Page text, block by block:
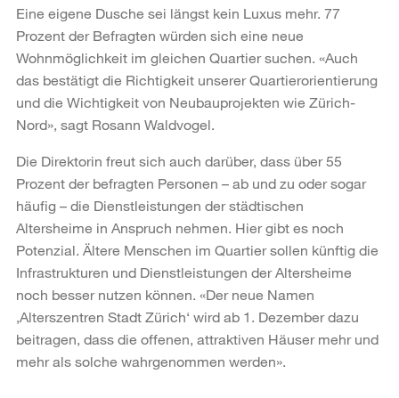
Eine eigene Dusche sei längst kein Luxus mehr. 77
Prozent der Befragten würden sich eine neue
Wohnmöglichkeit im gleichen Quartier suchen. «Auch
das bestätigt die Richtigkeit unserer Quartierorientierung
und die Wichtigkeit von Neubauprojekten wie Zürich-
Nord», sagt Rosann Waldvogel.
Die Direktorin freut sich auch darüber, dass über 55
Prozent der befragten Personen – ab und zu oder sogar
häufig – die Dienstleistungen der städtischen
Altersheime in Anspruch nehmen. Hier gibt es noch
Potenzial. Ältere Menschen im Quartier sollen künftig die
Infrastrukturen und Dienstleistungen der Altersheime
noch besser nutzen können. «Der neue Namen
‚Alterszentren Stadt Zürich‘ wird ab 1. Dezember dazu
beitragen, dass die offenen, attraktiven Häuser mehr und
mehr als solche wahrgenommen werden».